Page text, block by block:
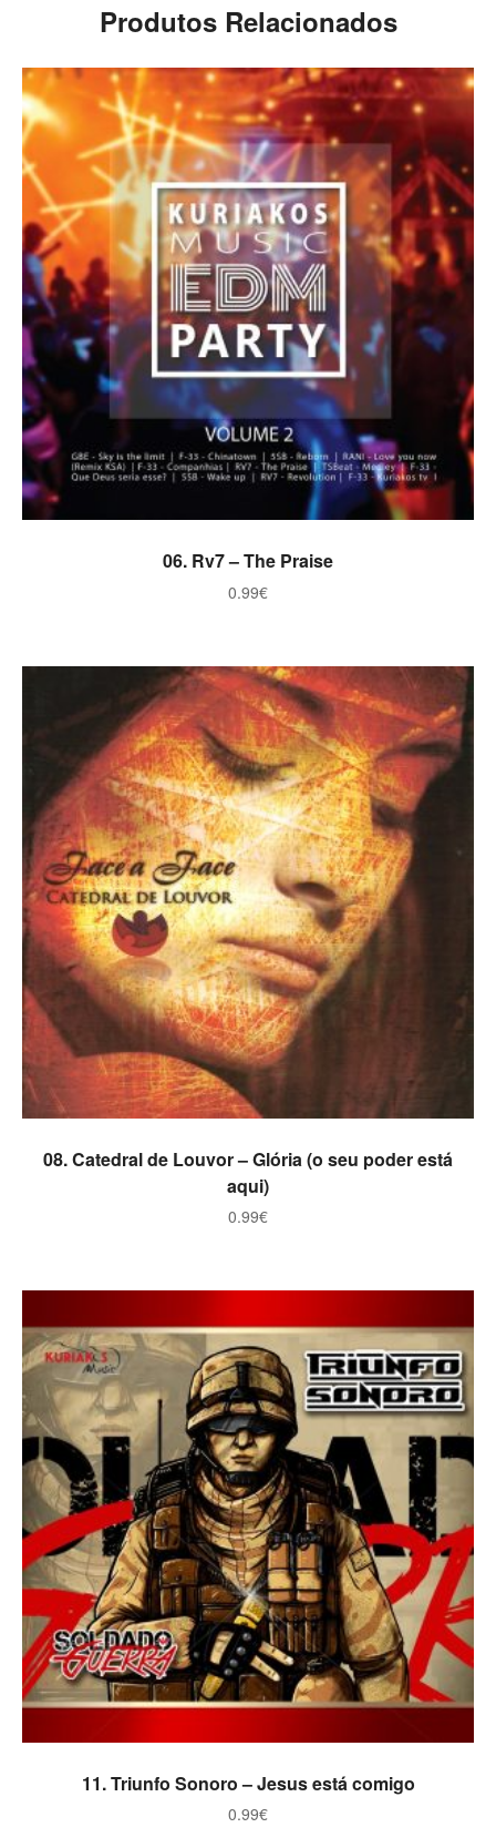
Produtos Relacionados
ADICIONAR
06. Rv7 – The Praise
0.99€
ADICIONAR
08. Catedral de Louvor – Glória (o seu poder está
aqui)
0.99€
ADICIONAR
11. Triunfo Sonoro – Jesus está comigo
0.99€